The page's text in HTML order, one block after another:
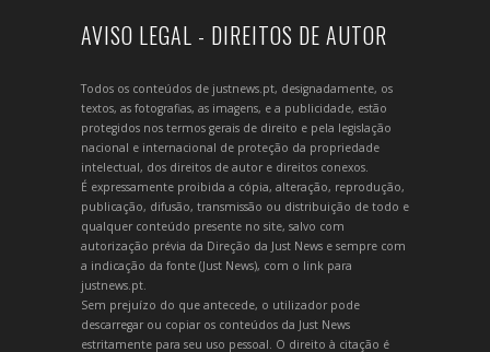
AVISO LEGAL - DIREITOS DE AUTOR
Todos os conteúdos de justnews.pt, designadamente, os
textos, as fotografias, as imagens, e a publicidade, estão
protegidos nos termos gerais de direito e pela legislação
nacional e internacional de proteção da propriedade
intelectual, dos direitos de autor e direitos conexos.
É expressamente proibida a cópia, alteração, reprodução,
publicação, difusão, transmissão ou distribuição de todo e
qualquer conteúdo presente no site, salvo com
autorização prévia da Direção da Just News e sempre com
a indicação da fonte (Just News), com o link para
justnews.pt.
Sem prejuízo do que antecede, o utilizador pode
descarregar ou copiar os conteúdos da Just News
estritamente para seu uso pessoal. O direito à citação é